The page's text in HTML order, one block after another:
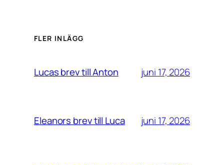
FLER INLÄGG
Lucas brev till Anton juni 17, 2026
Eleanors brev till Luca juni 17, 2026